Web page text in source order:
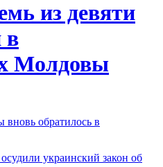
из девяти
в
Молдовы
обратилось в
украинский закон об